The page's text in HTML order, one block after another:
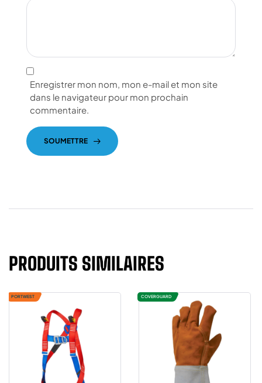
Enregistrer mon nom, mon e-mail et mon site
dans le navigateur pour mon prochain
commentaire.
SOUMETTRE
PRODUITS SIMILAIRES
PORTWEST COVERGUARD